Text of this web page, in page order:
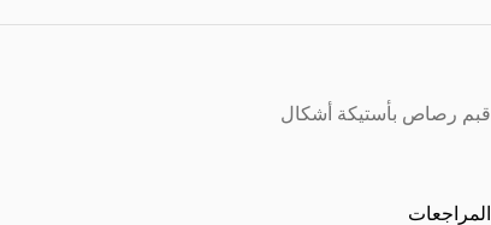
قبم رصاص بأستيكة أشكال
المراجعات